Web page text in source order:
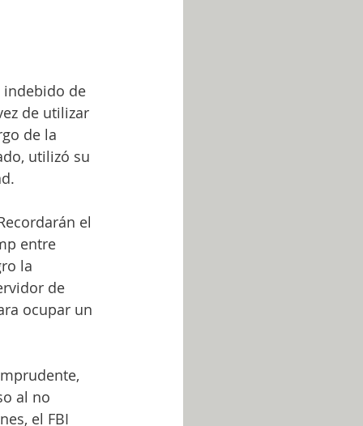
indebido de
de utilizar
de la
utilizó su
el
entre
la
de
ocupar un
al no
el FBI